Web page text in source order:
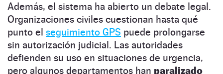
Además, el sistema ha abierto un debate legal.
Organizaciones civiles cuestionan hasta qué
punto el seguimiento GPS puede prolongarse
sin autorización judicial. Las autoridades
defienden su uso en situaciones de urgencia,
pero algunos departamentos han paralizado